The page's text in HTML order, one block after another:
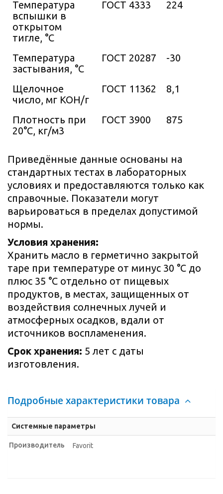
Температура
вспышки в
открытом
тигле, °C
ГОСТ 4333 224
Температура
застывания, °C
ГОСТ 20287 -30
Щелочное
число, мг KOH/г
ГОСТ 11362 8,1
Плотность при
20°C, кг/м3
ГОСТ 3900 875
Приведённые данные основаны на
стандартных тестах в лабораторных
условиях и предоставляются только как
справочные. Показатели могут
варьироваться в пределах допустимой
нормы.
Условия хранения:
Хранить масло в герметично закрытой
таре при температуре от минус 30 °С до
плюс 35 °С отдельно от пищевых
продуктов, в местах, защищенных от
воздействия солнечных лучей и
атмосферных осадков, вдали от
источников воспламенения.
Срок хранения: 5 лет с даты
изготовления.
Подробные характеристики товара
Системные параметры
Производитель Favorit